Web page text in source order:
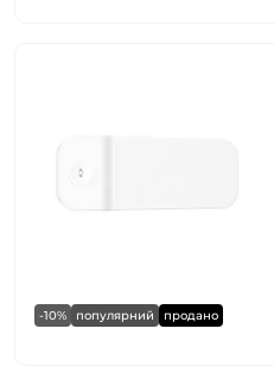
-10% популярний продано